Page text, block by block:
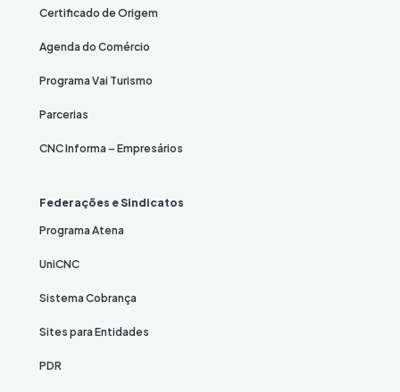
Certificado de Origem
Agenda do Comércio
Programa Vai Turismo
Parcerias
CNC Informa – Empresários
Federações e Sindicatos
Programa Atena
UniCNC
Sistema Cobrança
Sites para Entidades
PDR